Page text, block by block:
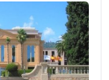
general y cirugía por la
y especialista en
de la
(Brasil).